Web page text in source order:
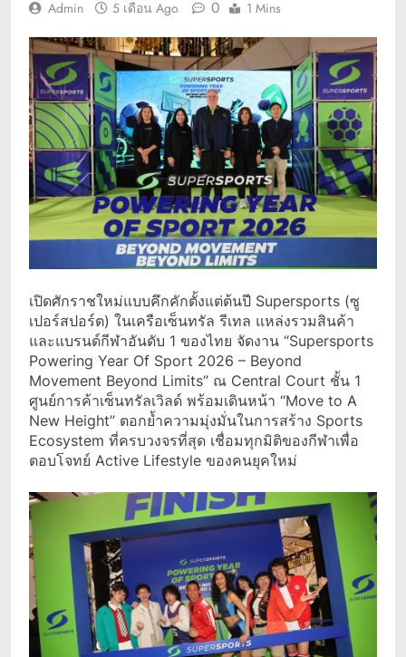
Admin 5 เดือน Ago 0 1 Mins
เปิดศักราชใหม่แบบคึกคักตั้งแต่ต้นปี Supersports (ซู
เปอร์สปอร์ต) ในเครือเซ็นทรัล รีเทล แหล่งรวมสินค้า
และแบรนด์กีฬาอันดับ 1 ของไทย จัดงาน “Supersports
Powering Year Of Sport 2026 – Beyond
Movement Beyond Limits” ณ Central Court ชั้น 1
ศูนย์การค้าเซ็นทรัลเวิลด์ พร้อมเดินหน้า “Move to A
New Height” ตอกย้ำความมุ่งมั่นในการสร้าง Sports
Ecosystem ที่ครบวงจรที่สุด เชื่อมทุกมิติของกีฬาเพื่อ
ตอบโจทย์ Active Lifestyle ของคนยุคใหม่